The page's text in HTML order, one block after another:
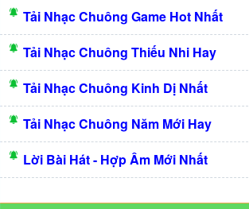
Tải Nhạc Chuông Game Hot Nhất
Tải Nhạc Chuông Thiếu Nhi Hay
Tải Nhạc Chuông Kinh Dị Nhất
Tải Nhạc Chuông Năm Mới Hay
Lời Bài Hát - Hợp Âm Mới Nhất